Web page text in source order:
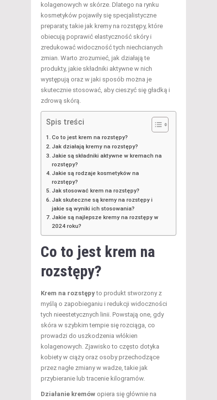
kolagenowych w skórze. Dlatego na rynku
kosmetyków pojawiły się specjalistyczne
preparaty, takie jak kremy na rozstępy, które
obiecują poprawić elastyczność skóry i
zredukować widoczność tych niechcianych
zmian. Warto zrozumieć, jak działają te
produkty, jakie składniki aktywne w nich
występują oraz w jaki sposób można je
skutecznie stosować, aby cieszyć się gładką i
zdrową skórą.
Spis treści
Co to jest krem na rozstępy?
Jak działają kremy na rozstępy?
Jakie są składniki aktywne w kremach na
rozstępy?
Jakie są rodzaje kosmetyków na
rozstępy?
Jak stosować krem na rozstępy?
Jak skuteczne są kremy na rozstępy i
jakie są wyniki ich stosowania?
Jakie są najlepsze kremy na rozstępy w
2024 roku?
Co to jest krem na
rozstępy?
Krem na rozstępyto produkt stworzony z
myślą o zapobieganiu i redukcji widoczności
tych nieestetycznych linii. Powstają one, gdy
skóra w szybkim tempie się rozciąga, co
prowadzi do uszkodzenia włókien
kolagenowych. Zjawisko to często dotyka
kobiety w ciąży oraz osoby przechodzące
przez nagłe zmiany w wadze, takie jak
przybieranie lub tracenie kilogramów.
Działanie kremów opiera się głównie na